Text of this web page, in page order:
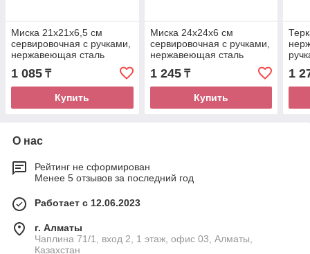
Миска 21х21х6,5 см
сервировочная с ручками,
нержавеющая сталь
1 085 ₸
Купить
Миска 24х24х6 см
сервировочная с ручками,
нержавеющая сталь
1 245₸
Купить
1
О нас
Рейтинг не сформирован
Менее 5 отзывов за последний год
Работает с 12.06.2023
г. Алматы
Чаплина 71/1, вход 2, 1 этаж, офис 03, Алматы,
Казахстан